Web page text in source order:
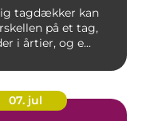
tagdækker kan
på et tag,
i årtier, og e...
07. jul